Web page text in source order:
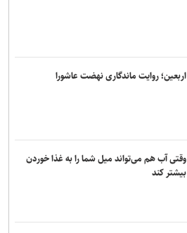
اربعین؛ روایت ماندگاری نهضت عاشورا
وقتی آب هم می‌تواند میل شما را به غذا خوردن
بیشتر کند